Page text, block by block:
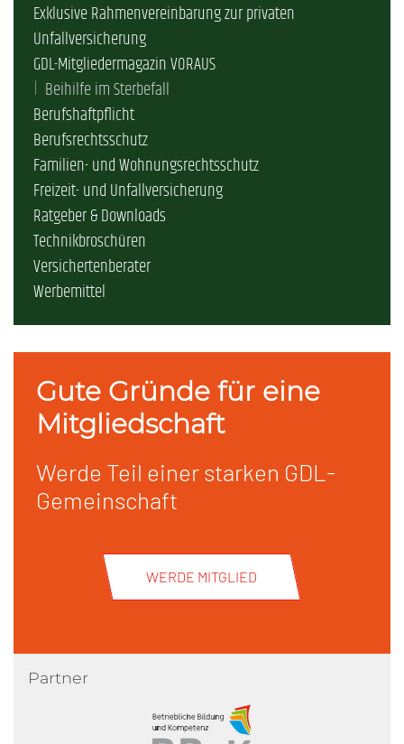
Exklusive Rahmenvereinbarung zur privaten
Unfallversicherung
GDL-Mitgliedermagazin VORAUS
Beihilfe im Sterbefall
Berufshaftpflicht
Berufsrechtsschutz
Familien- und Wohnungsrechtsschutz
Freizeit- und Unfallversicherung
Ratgeber & Downloads
Technikbroschüren
Versichertenberater
Werbemittel
Gute Gründe für eine
Mitgliedschaft
Werde Teil einer starken GDL-
Gemeinschaft
WERDE MITGLIED
Partner